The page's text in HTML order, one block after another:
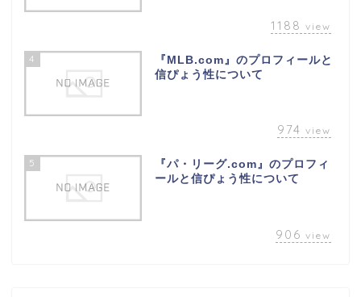
1188 view
4
『MLB.com』のプロフィールと
信ぴょう性について
974 view
5
『パ・リーグ.com』のプロフィ
ールと信ぴょう性について
906 view